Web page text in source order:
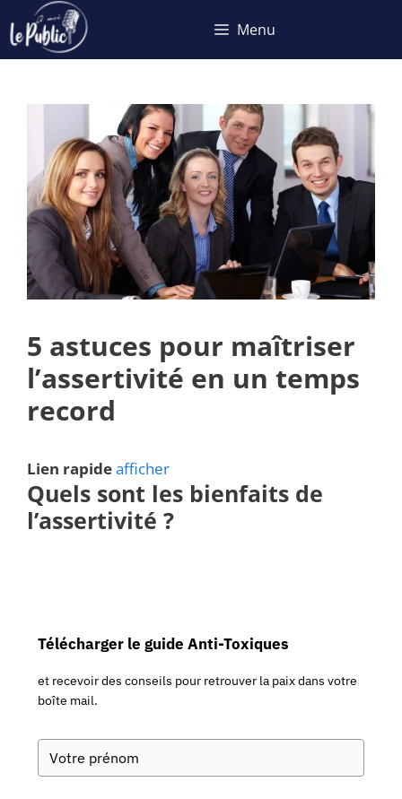
au
contenu
Menu
5 astuces pour maîtriser
l’assertivité en un temps
record
Lien rapideafficher
Quels sont les bienfaits de
l’assertivité ?
Télécharger le guide Anti-Toxiques
et recevoir des conseils pour retrouver la paix dans votre
boîte mail.